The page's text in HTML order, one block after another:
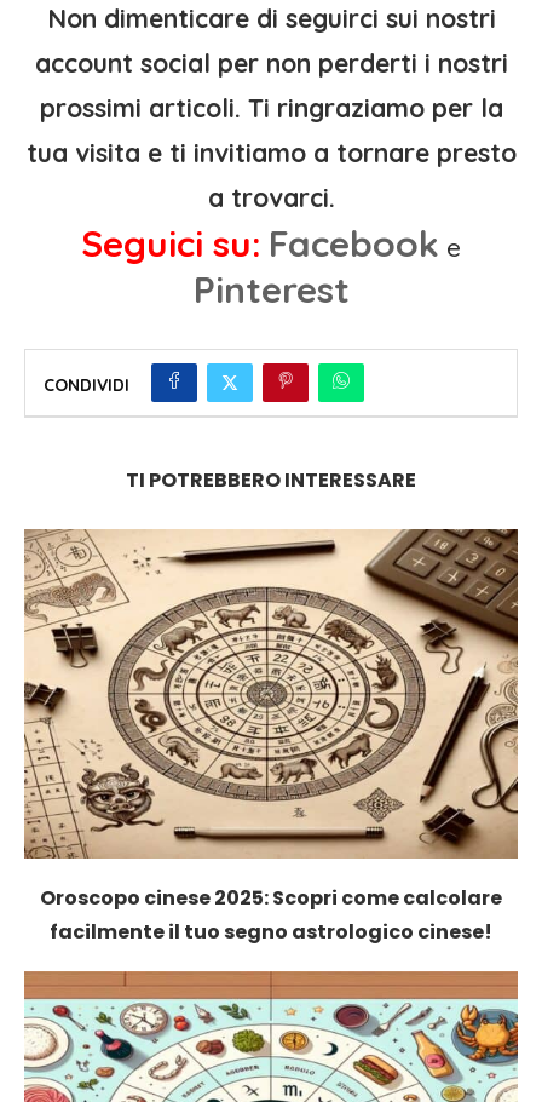
Non dimenticare di seguirci sui nostri
account social per non perderti i nostri
prossimi articoli. Ti ringraziamo per la
tua visita e ti invitiamo a tornare presto
a trovarci.
Seguici su: Facebook e
Pinterest
CONDIVIDI
TI POTREBBERO INTERESSARE
Oroscopo cinese 2025: Scopri come calcolare
facilmente il tuo segno astrologico cinese!